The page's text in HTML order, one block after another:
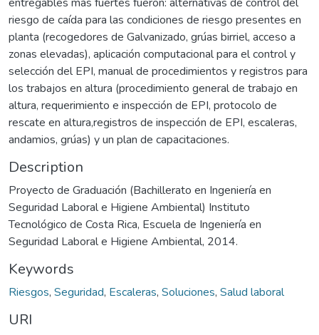
riesgo de caída para las condiciones de riesgo presentes en
planta (recogedores de Galvanizado, grúas birriel, acceso a
zonas elevadas), aplicación computacional para el control y
selección del EPI, manual de procedimientos y registros para
los trabajos en altura (procedimiento general de trabajo en
altura, requerimiento e inspección de EPI, protocolo de
rescate en altura,registros de inspección de EPI, escaleras,
andamios, grúas) y un plan de capacitaciones.
Description
Proyecto de Graduación (Bachillerato en Ingeniería en
Seguridad Laboral e Higiene Ambiental) Instituto
Tecnológico de Costa Rica, Escuela de Ingeniería en
Seguridad Laboral e Higiene Ambiental, 2014.
Keywords
Riesgos, Seguridad, Escaleras, Soluciones, Salud laboral
URI